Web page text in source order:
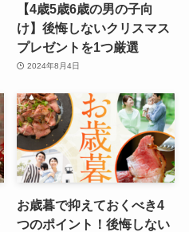
【4歳5歳6歳の男の子向
け】後悔しないクリスマス
プレゼントを1つ厳選
2024年8月4日
お歳暮で抑えておくべき4
つのポイント！後悔しない